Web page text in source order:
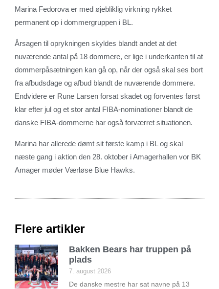
Marina Fedorova er med øjebliklig virkning rykket
permanent op i dommergruppen i BL.
Årsagen til oprykningen skyldes blandt andet at det
nuværende antal på 18 dommere, er lige i underkanten til at
dommerpåsætningen kan gå op, når der også skal ses bort
fra afbudsdage og afbud blandt de nuværende dommere.
Endvidere er Rune Larsen forsat skadet og forventes først
klar efter jul og et stor antal FIBA-nominationer blandt de
danske FIBA-dommerne har også forværret situationen.
Marina har allerede dømt sit første kamp i BL og skal
næste gang i aktion den 28. oktober i Amagerhallen vor BK
Amager møder Værløse Blue Hawks.
Flere artikler
Bakken Bears har truppen på
plads
7. august 2026
De danske mestre har sat navne på 13